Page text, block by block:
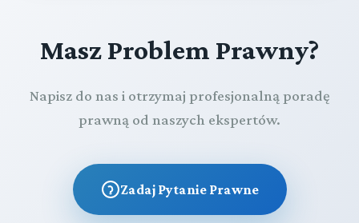
Masz Problem Prawny?
Napisz do nas i otrzymaj profesjonalną poradę
prawną od naszych ekspertów.
Zadaj Pytanie Prawne